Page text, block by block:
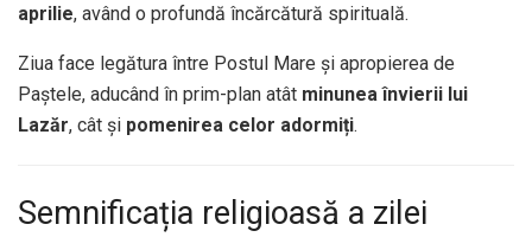
aprilie, având o profundă încărcătură spirituală.
Ziua face legătura între Postul Mare și apropierea de
Paștele, aducând în prim-plan atât minunea învierii lui
Lazăr, cât și pomenirea celor adormiți.
Semnificația religioasă a zilei